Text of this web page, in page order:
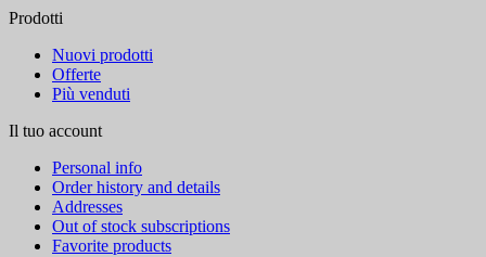
Prodotti
Nuovi prodotti
Offerte
Più venduti
Il tuo account
Personal info
Order history and details
Addresses
Out of stock subscriptions
Favorite products